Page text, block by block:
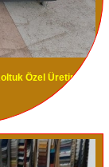
Özel Üretim